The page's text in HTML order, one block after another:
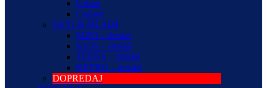
Urban
Cruiser
DETI & MLADÍ
MINI – detské
KIDS – detské
TEENS – detské
RETRO – detské
DOPREDAJ